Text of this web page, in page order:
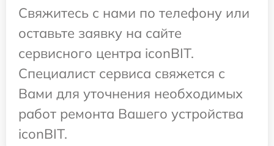
Свяжитесь с нами по телефону или
оставьте заявку на сайте
сервисного центра iconBIT.
Специалист сервиса свяжется с
Вами для уточнения необходимых
работ ремонта Вашего устройства
iconBIT.